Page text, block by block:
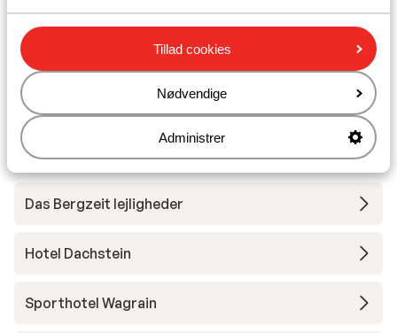
Tillad cookies
Nødvendige
Administrer
Undervisning
Skileje
Andre overnatningssteder i Salzburger
Sportwelt - Ski Amadé
Das Bergzeit lejligheder
Hotel Dachstein
Sporthotel Wagrain